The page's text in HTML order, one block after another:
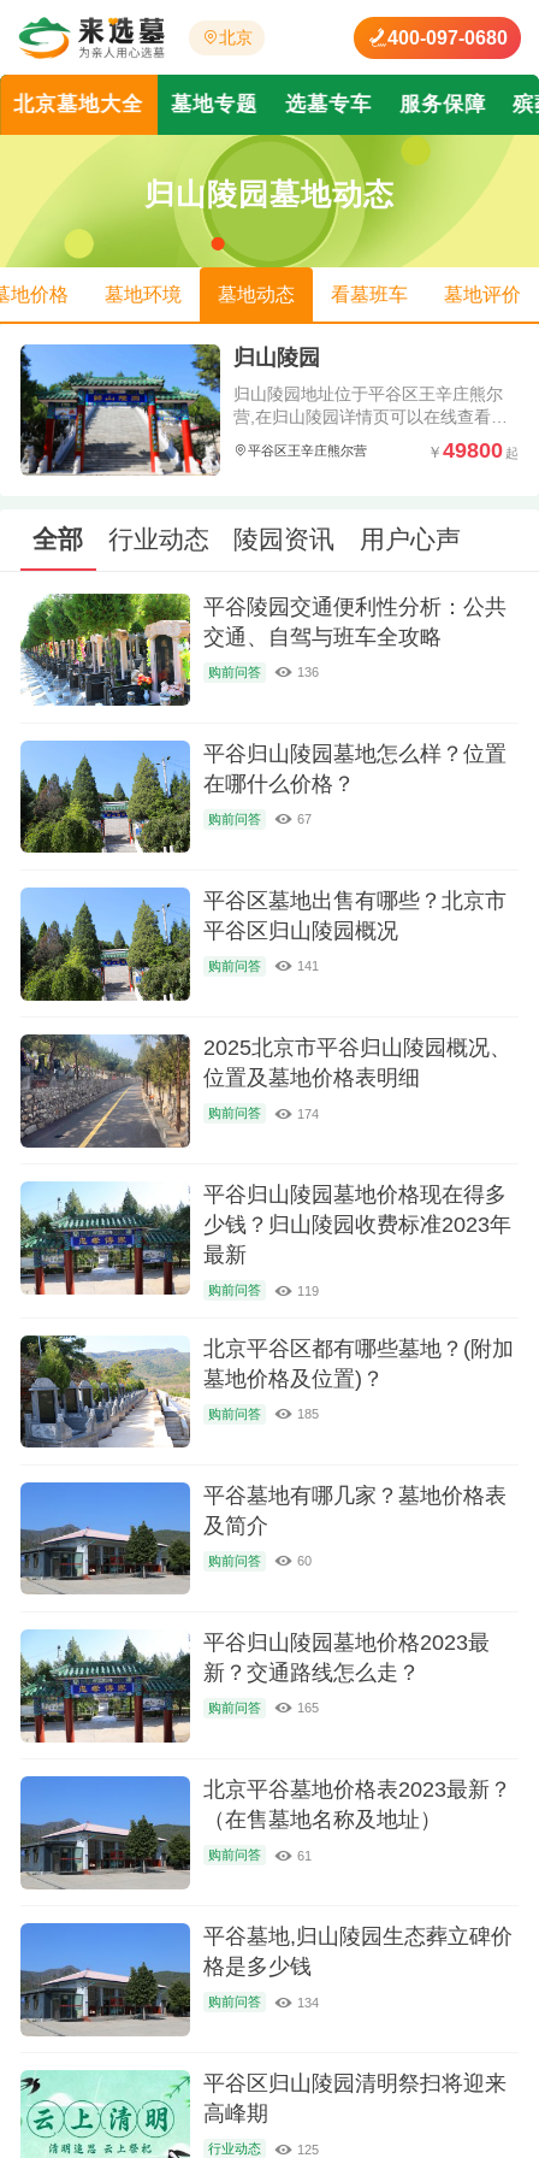
北京 400-097-0680
北京墓地大全 墓地专题 选墓专车 服务保障 殡
归山陵园墓地动态
地价格 墓地环境 墓地动态 看墓班车 墓地评价
归山陵园
归山陵园地址位于平谷区王辛庄熊尔
营,在归山陵园详情页可以在线查看关
于归山陵园公墓价格、陵园墓地环境
照片以及了解到归山陵园怎么样、电
态信息.
平谷区王辛庄熊尔营 49800
全部 行业动态 陵园资讯 用户心声
平谷陵园交通便利性分析：公共
交通、自驾与班车全攻略
购前问答 136
平谷归山陵园墓地怎么样？位置
在哪什么价格？
购前问答 67
平谷区墓地出售有哪些？北京市
平谷区归山陵园概况
购前问答 141
2025北京市平谷归山陵园概况、
位置及墓地价格表明细
购前问答 174
平谷归山陵园墓地价格现在得多
少钱？归山陵园收费标准2023年
最新
购前问答 119
北京平谷区都有哪些墓地？(附加
墓地价格及位置)？
购前问答 185
平谷墓地有哪几家？墓地价格表
及简介
购前问答 60
平谷归山陵园墓地价格2023最
新？交通路线怎么走？
购前问答 165
北京平谷墓地价格表2023最新？
（在售墓地名称及地址）
购前问答 61
平谷墓地,归山陵园生态葬立碑价
格是多少钱
购前问答 134
平谷区归山陵园清明祭扫将迎来
高峰期
行业动态 125